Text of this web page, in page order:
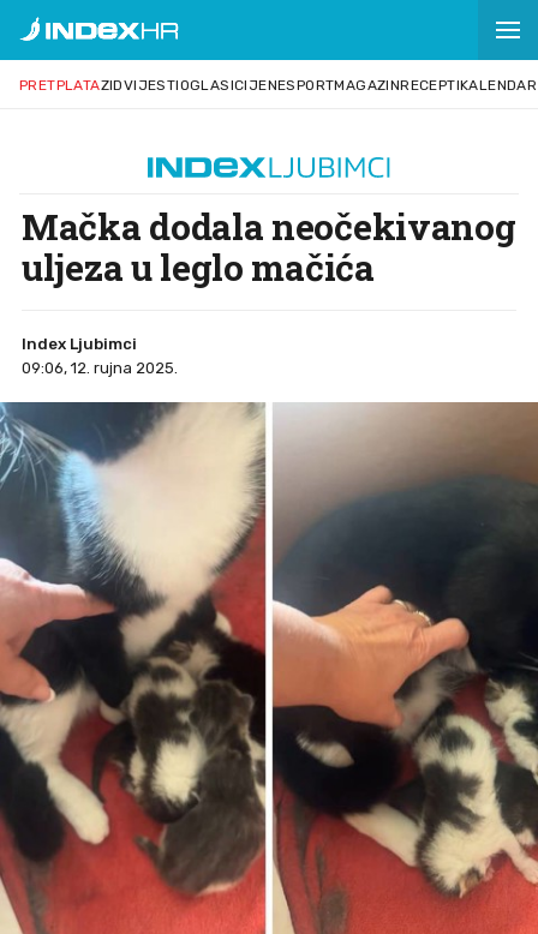
PRETPLATAZIDVIJESTIOGLASICIJENESPORTMAGAZINRECEPTIKALENDAR
Mačka dodala neočekivanog
uljeza u leglo mačića
Index Ljubimci
09:06, 12. rujna 2025.